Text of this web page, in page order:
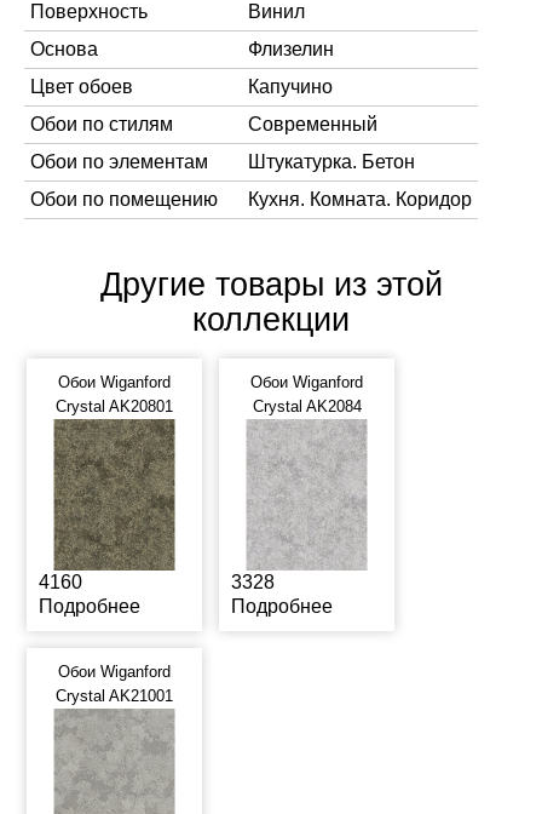
Поверхность
Винил
Основа
Флизелин
Цвет обоев
Капучино
Обои по стилям
Современный
Обои по элементам
Штукатурка. Бетон
Обои по помещению
Кухня. Комната. Коридор
Другие товары из этой
коллекции
Обои Wiganford
Crystal AK20801
4160
Подробнее
Обои Wiganford
Crystal AK2084
3328
Подробнее
Обои Wiganford
Crystal AK21001